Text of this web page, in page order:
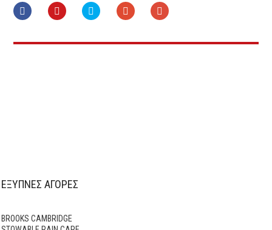
ΕΞΥΠΝΕΣ ΑΓΟΡΕΣ
BROOKS CAMBRIDGE